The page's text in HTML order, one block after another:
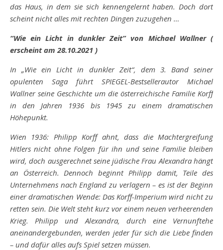
das Haus, in dem sie sich kennengelernt haben. Doch dort
scheint nicht alles mit rechten Dingen zuzugehen …
“Wie ein Licht in dunkler Zeit” von Michael Wallner (
erscheint am 28.10.2021 )
In „Wie ein Licht in dunkler Zeit“, dem 3. Band seiner
opulenten Saga führt SPIEGEL-Bestsellerautor Michael
Wallner seine Geschichte um die österreichische Familie Korff
in den Jahren 1936 bis 1945 zu einem dramatischen
Höhepunkt.
Wien 1936: Philipp Korff ahnt, dass die Machtergreifung
Hitlers nicht ohne Folgen für ihn und seine Familie bleiben
wird, doch ausgerechnet seine jüdische Frau Alexandra hängt
an Österreich. Dennoch beginnt Philipp damit, Teile des
Unternehmens nach England zu verlagern – es ist der Beginn
einer dramatischen Wende: Das Korff-Imperium wird nicht zu
retten sein. Die Welt steht kurz vor einem neuen verheerenden
Krieg. Philipp und Alexandra, durch eine Vernunftehe
aneinandergebunden, werden jeder für sich die Liebe finden
– und dafür alles aufs Spiel setzen müssen.